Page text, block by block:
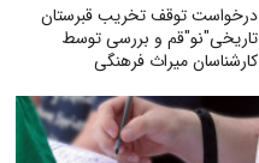
درخواست توقف تخریب قبرستان
تاریخی"نو"قم و بررسی توسط
کارشناسان میراث فرهنگی